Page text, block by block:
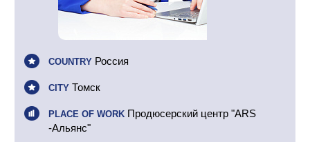
COUNTRY Россия
CITY Томск
PLACE OF WORK Продюсерский центр "АRS
-Альянс"